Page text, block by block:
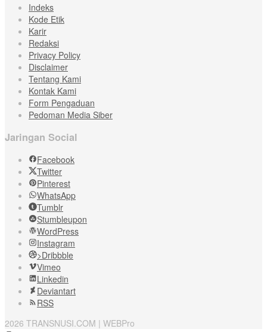
Indeks
Kode Etik
Karir
Redaksi
Privacy Policy
Disclaimer
Tentang Kami
Kontak Kami
Form Pengaduan
Pedoman Media Siber
Jaringan Social
Facebook
Twitter
Pinterest
WhatsApp
Tumblr
Stumbleupon
WordPress
Instagram
>Dribbble
Vimeo
Linkedin
Deviantart
RSS
2026 TRANSNUSI.COM | WEBPro